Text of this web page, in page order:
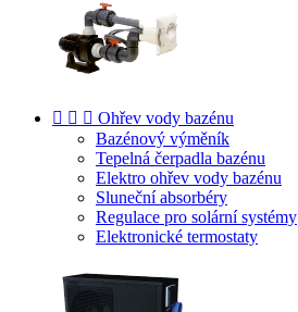
   Ohřev vody bazénu
Bazénový výměník
Tepelná čerpadla bazénu
Elektro ohřev vody bazénu
Sluneční absorbéry
Regulace pro solární systémy
Elektronické termostaty